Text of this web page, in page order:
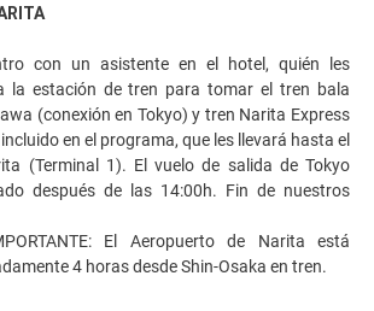
con un asistente en el hotel, quién les
la estación de tren para tomar el tren bala
(conexión en Tokyo) y tren Narita Express
en el programa, que les llevará hasta el
(Terminal 1). El vuelo de salida de Tokyo
después de las 14:00h. Fin de nuestros
El Aeropuerto de Narita está
4 horas desde Shin-Osaka en tren.